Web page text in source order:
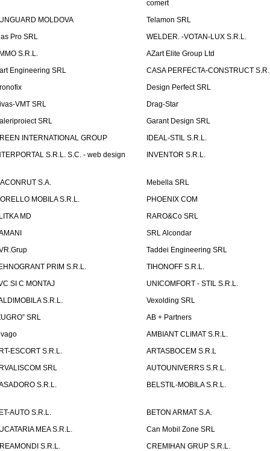
comert
MOLDOVA
Telamon SRL
Pro SRL
WELDER. -VOTAN-LUX S.R.L.
S.R.L.
AZart Elite Group Ltd
Engineering SRL
CASA PERFECTA-CONSTRUCT
Design Perfect SRL
VMT SRL
Drag-Star
SRL
Garant Design SRL
INTERNATIONAL GROUP
IDEAL-STIL S.R.L.
S.R.L. S.C. - web design
INVENTOR S.R.L.
S.A.
Mebella SRL
MOBILA S.R.L.
PHOENIX COM
MD
RARO&Co SRL
SRL Alcondar
Taddei Engineering SRL
PRIM S.R.L.
TIHONOFF S.R.L.
SI C MONTAJ
UNICOMFORT - STIL S.R.L.
S.R.L.
Vexolding SRL
SRL
AB + Partners
AMBIANT CLIMAT S.R.L.
ESCORT S.R.L.
ARTASBOCEM S.R.L
SRL
AUTOUNIVERRS S.R.L.
S.R.L.
BELSTIL-MOBILA S.R.L.
AUTO S.R.L.
BETON ARMAT S.A.
MEA S.R.L.
Can Mobil Zone SRL
S.R.L.
CREMIHAN GRUP S.R.L.